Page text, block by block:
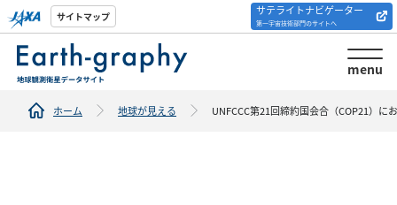
サイトマップ サテライトナビゲーター
第一宇宙技術部門のサイトへ
menu
解析ツール/サイトの
紹介
ホーム 地球が見える UNFCCC第21回締約国会合（COP21）に